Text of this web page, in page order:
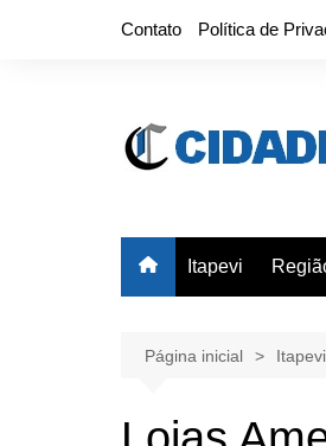
Contato Política de
Itapevi
Página inicial Itapevi